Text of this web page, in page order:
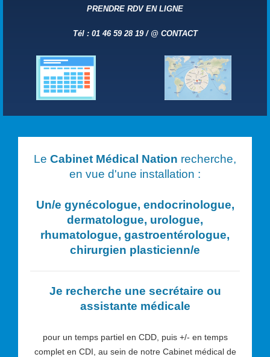
PRENDRE RDV EN LIGNE
Tél : 01 46 59 28 19 / @ CONTACT
Le Cabinet Médical Nation recherche,
en vue d'une installation :
Un/e gynécologue, endocrinologue,
dermatologue, urologue,
rhumatologue, gastroentérologue,
chirurgien plasticienn/e
Je recherche une secrétaire ou
assistante médicale
pour un temps partiel en CDD, puis +/- en temps
complet en CDI, au sein de notre Cabinet médical de